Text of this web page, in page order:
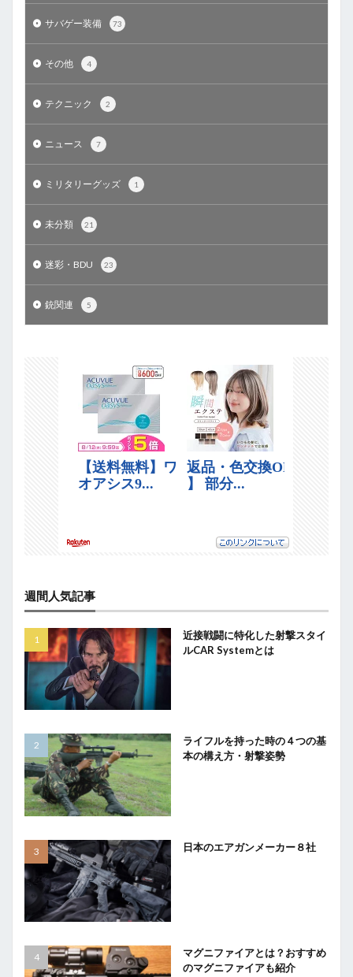
サバゲー装備 73
その他 4
テクニック 2
ニュース 7
ミリタリーグッズ 1
未分類 21
迷彩・BDU 23
銃関連 5
週間人気記事
近接戦闘に特化した射撃スタイ
ルCAR Systemとは
ライフルを持った時の４つの基
本の構え方・射撃姿勢
日本のエアガンメーカー８社
マグニファイアとは？おすすめ
のマグニファイアも紹介